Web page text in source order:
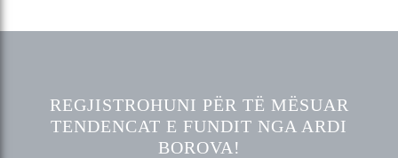
REGJISTROHUNI PËR TË MËSUAR
TENDENCAT E FUNDIT NGA ARDI
BOROVA!